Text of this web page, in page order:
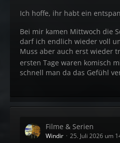
Ich hoffe, ihr habt ein
Bei mir kamen Mittwoch die
darf ich endlich wieder voll
Muss aber auch erst wieder
ersten Tage waren komisch
schnell man da das Gefühl
Filme & Serien
Windir 25. Juli 2026 um